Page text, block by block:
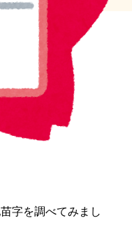
字を調べてみまし